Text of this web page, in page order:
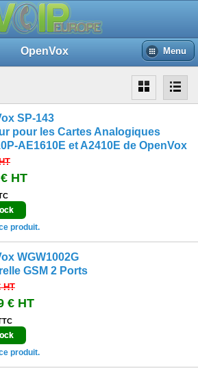
OpenVox Menu
SP-143
pour les Cartes Analogiques
AE1610E et A2410E de OpenVox
HT
produit.
WGW1002G
GSM 2 Ports
HT
€ HT
produit.